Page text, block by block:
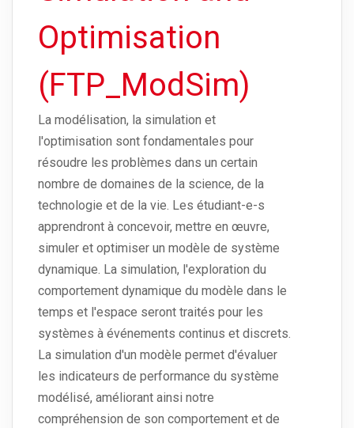
Optimisation
(FTP_ModSim)
La modélisation, la simulation et
l'optimisation sont fondamentales pour
résoudre les problèmes dans un certain
nombre de domaines de la science, de la
technologie et de la vie. Les étudiant-e-s
apprendront à concevoir, mettre en œuvre,
simuler et optimiser un modèle de système
dynamique. La simulation, l'exploration du
comportement dynamique du modèle dans le
temps et l'espace seront traités pour les
systèmes à événements continus et discrets.
La simulation d'un modèle permet d'évaluer
les indicateurs de performance du système
modélisé, améliorant ainsi notre
compréhension de son comportement et de